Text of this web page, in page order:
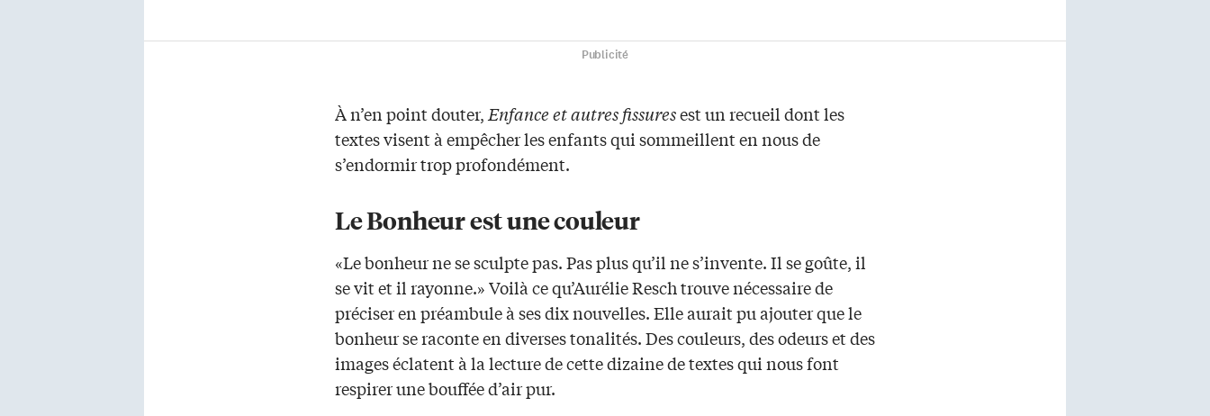
Publicité
À n’en point douter, Enfance et autres fissuresest un recueil dont les
textes visent à empêcher les enfants qui sommeillent en nous de
s’endormir trop profondément.
Le Bonheur est une couleur
«Le bonheur ne se sculpte pas. Pas plus qu’il ne s’invente. Il se goûte, il
se vit et il rayonne.» Voilà ce qu’Aurélie Resch trouve nécessaire de
préciser en préambule à ses dix nouvelles. Elle aurait pu ajouter que le
bonheur se raconte en diverses tonalités. Des couleurs, des odeurs et des
images éclatent à la lecture de cette dizaine de textes qui nous font
respirer une bouffée d’air pur.